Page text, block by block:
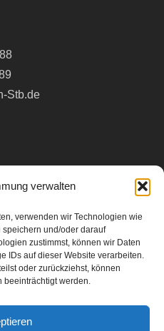
verwalten
verwenden wir Technologien wie
und/oder darauf
zustimmst, können wir Daten
IDs auf dieser Website verarbeiten.
oder zurückziehst, können
beeinträchtigt werden.
Stb.de
Stb.de